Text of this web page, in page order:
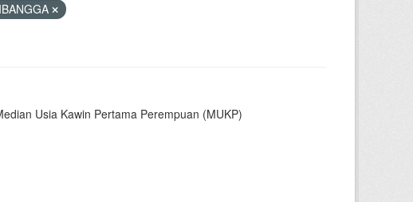
IBANGGA
Usia Kawin Pertama Perempuan (MUKP)